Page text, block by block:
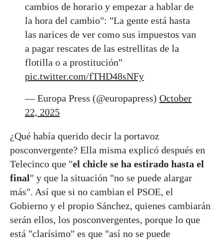
cambios de horario y empezar a hablar de
la hora del cambio": "La gente está hasta
las narices de ver como sus impuestos van
a pagar rescates de las estrellitas de la
flotilla o a prostitución"
pic.twitter.com/fTHD48sNFy
— Europa Press (@europapress) October
22, 2025
¿Qué había querido decir la portavoz
posconvergente? Ella misma explicó después en
Telecinco que "el chicle se ha estirado hasta el
final" y que la situación "no se puede alargar
más". Así que si no cambian el PSOE, el
Gobierno y el propio Sánchez, quienes cambiarán
serán ellos, los posconvergentes, porque lo que
está "clarísimo" es que "así no se puede